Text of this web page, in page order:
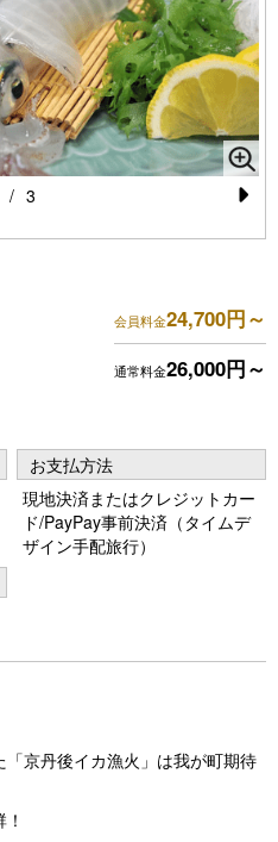
/ 3
会員料金24,700円～
通常料金26,000円～
お支払方法
現地決済またはクレジットカー
ド/PayPay事前決済（タイムデ
ザイン手配旅行）
京丹後イカ漁火」は我が町期待